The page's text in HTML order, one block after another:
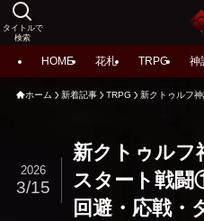
タイトルで
検索
HOME 花札 TRPG 神
ホーム 新着記事 TRPG 新クトゥルフ
新クトゥルフ
スタート戦闘
回避・応戦・
2026
3/15